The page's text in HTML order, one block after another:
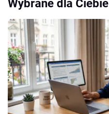
Wybrane dla Ciebie